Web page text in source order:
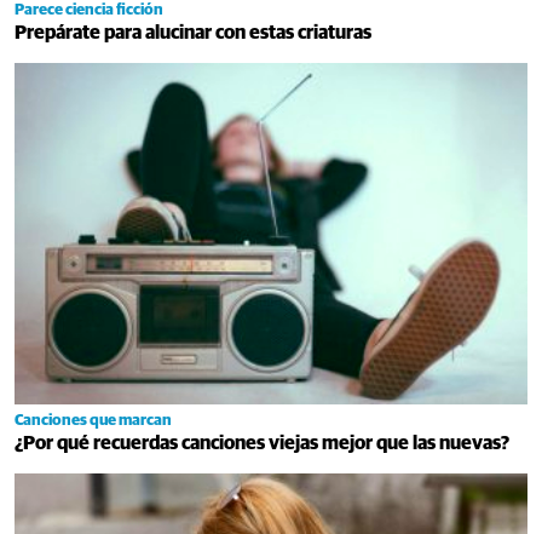
Parece ciencia ficción
Prepárate para alucinar con estas criaturas
Canciones que marcan
¿Por qué recuerdas canciones viejas mejor que las nuevas?